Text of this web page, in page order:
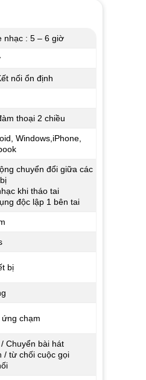
nhạc : 5 – 6 giờ
nối ổn định
thoại 2 chiều
Windows,iPhone,
chuyển đổi giữa các
khi tháo tai
độc lập 1 bên tai
bị
ứng chạm
Chuyển bài hát
/ từ chối cuộc gọi